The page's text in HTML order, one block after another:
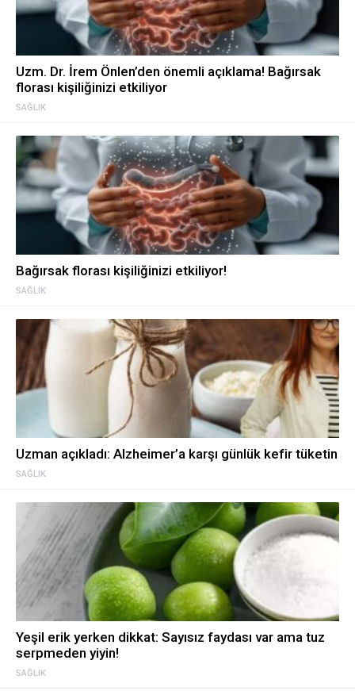
SAĞLIK
Uzm. Dr. İrem Önlen’den önemli açıklama! Bağırsak
florası kişiliğinizi etkiliyor
SAĞLIK
Bağırsak florası kişiliğinizi etkiliyor!
SAĞLIK
Uzman açıkladı: Alzheimer’a karşı günlük kefir tüketin
SAĞLIK
Yeşil erik yerken dikkat: Sayısız faydası var ama tuz
serpmeden yiyin!